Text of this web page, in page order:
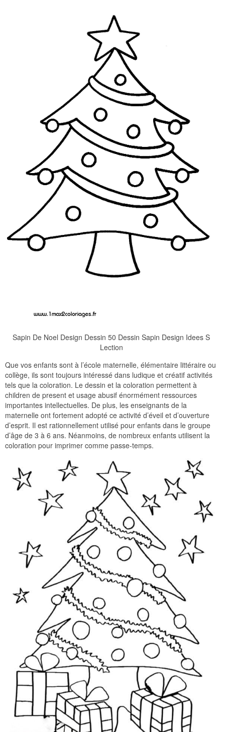
Sapin De Noel Design Dessin 50 Dessin Sapin Design Idees S
Lection
Que vos enfants sont à l’école maternelle, élémentaire littéraire ou
collège, ils sont toujours intéressé dans ludique et créatif activités
tels que la coloration. Le dessin et la coloration permettent à
children de present et usage abusif énormément ressources
importantes intellectuelles. De plus, les enseignants de la
maternelle ont fortement adopté ce activité d’éveil et d’ouverture
d’esprit. Il est rationnellement utilisé pour enfants dans le groupe
d’âge de 3 à 6 ans. Néanmoins, de nombreux enfants utilisent la
coloration pour imprimer comme passe-temps.